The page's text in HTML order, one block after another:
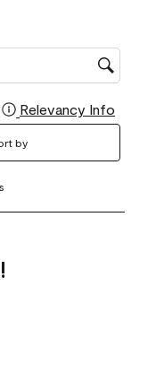
Relevancy Info
by